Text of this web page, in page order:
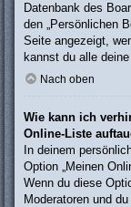
Datenbank des
den „Persönlichen
Seite angezeigt,
kannst du alle
Nach oben
Wie kann ich
Online-Liste
In deinem
Option „Meinen
Wenn du diese
Moderatoren und